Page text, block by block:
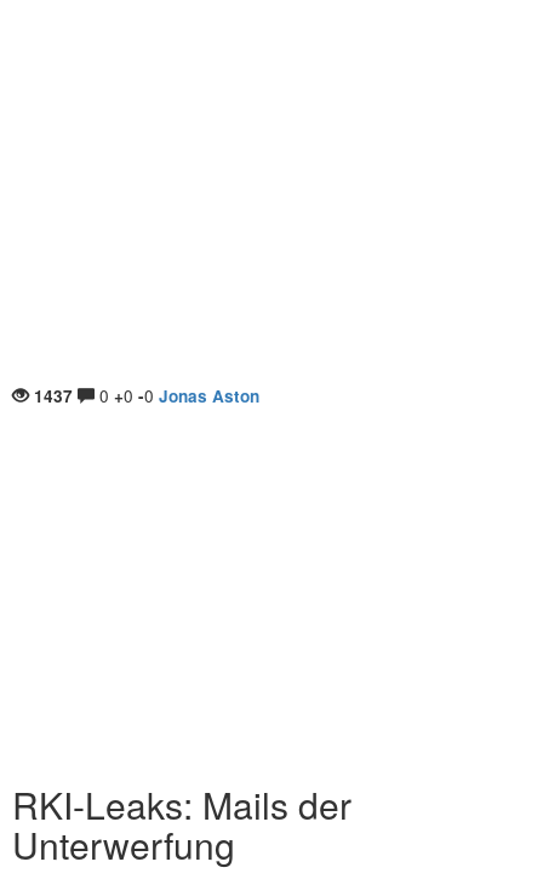
1437 0 +0 -0 Jonas Aston
RKI-Leaks: Mails der
Unterwerfung